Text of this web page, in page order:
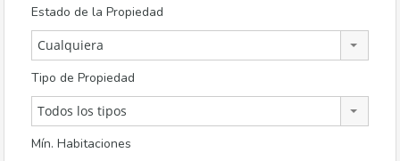
Estado de la Propiedad
Cualquiera
Tipo de Propiedad
Todos los tipos
Mín. Habitaciones